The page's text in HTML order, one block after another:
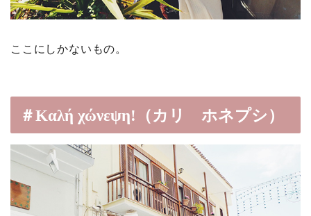
ここにしかないもの。
＃Καλή χώνεψη!（カリ ホネプシ）